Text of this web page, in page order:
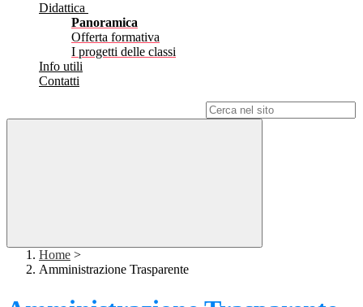
Didattica
Panoramica
Offerta formativa
I progetti delle classi
Info utili
Contatti
Home >
Amministrazione Trasparente